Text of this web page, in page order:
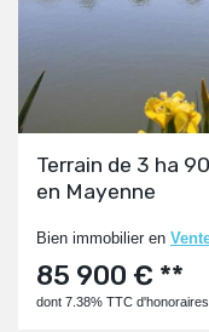
Terrain de 3 ha
en Mayenne
Bien immobilier en
85 900 € **
dont 7.38% TTC d'honoraires